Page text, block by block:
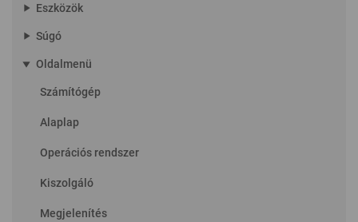
play_arrow Eszközök
play_arrow Súgó
play_arrow Oldalmenü
Számítógép
Alaplap
Operációs rendszer
Kiszolgáló
Megjelenítés